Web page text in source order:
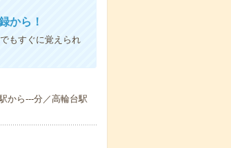
から！
もすぐに覚えられ
から---分／高輪台駅